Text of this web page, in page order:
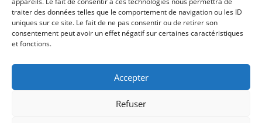
traiter des données telles que le comportement de navigation ou les ID
uniques sur ce site. Le fait de ne pas consentir ou de retirer son
consentement peut avoir un effet négatif sur certaines caractéristiques
et fonctions.
Accepter
Refuser
Nous contacter
02 97 46 51 97
Nous écrire